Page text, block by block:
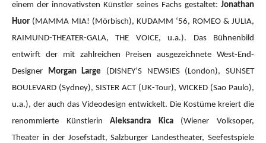
einem der innovativsten Künstler seines Fachs gestaltet: Jonathan
Huor (MAMMA MIA! (Mörbisch), KUDAMM ‘56, ROMEO & JULIA,
RAIMUND-THEATER-GALA, THE VOICE, u.a.). Das Bühnenbild
entwirft der mit zahlreichen Preisen ausgezeichnete West-End-
Designer Morgan Large (DISNEY’S NEWSIES (London), SUNSET
BOULEVARD (Sydney), SISTER ACT (UK-Tour), WICKED (Sao Paulo),
u.a.), der auch das Videodesign entwickelt. Die Kostüme kreiert die
renommierte KünstlerinAleksandra Kica(Wiener Volksoper,
Theater in der Josefstadt, Salzburger Landestheater, Seefestspiele